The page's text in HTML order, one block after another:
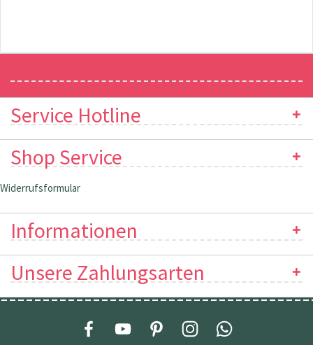
Service Hotline
Shop Service
Widerrufsformular
Informationen
Unsere Zahlungsarten